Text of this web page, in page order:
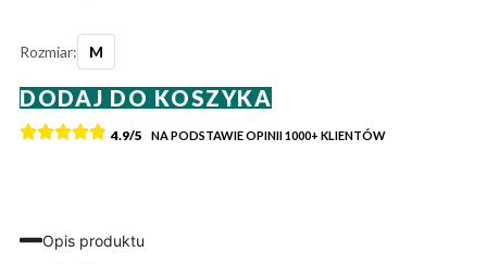
Rozmiar:
M
Fred
Perry
Koszulka
Vintage
DODAJ DO KOSZYKA
4.9/5 NA PODSTAWIE OPINII1000+ KLIENTÓW
Opis produktu